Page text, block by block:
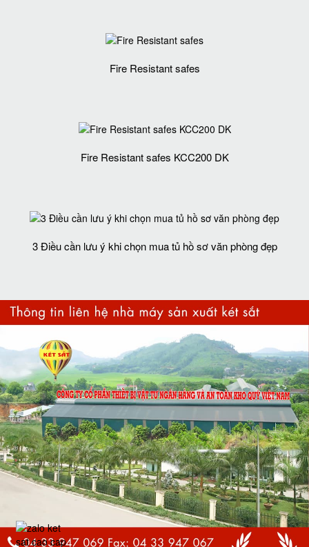
Fire Resistant safes
Fire Resistant safes KCC200 DK
3 Điều cần lưu ý khi chọn mua tủ hồ sơ văn phòng đẹp